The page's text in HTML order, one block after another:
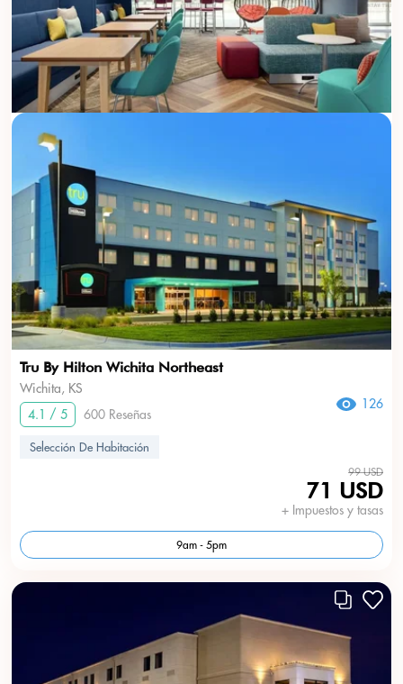
Tru By Hilton Wichita Northeast
Wichita, KS
4.1 / 5
600 Reseñas
126
Selección De Habitación
99 USD
71 USD
+ Impuestos y tasas
9am - 5pm